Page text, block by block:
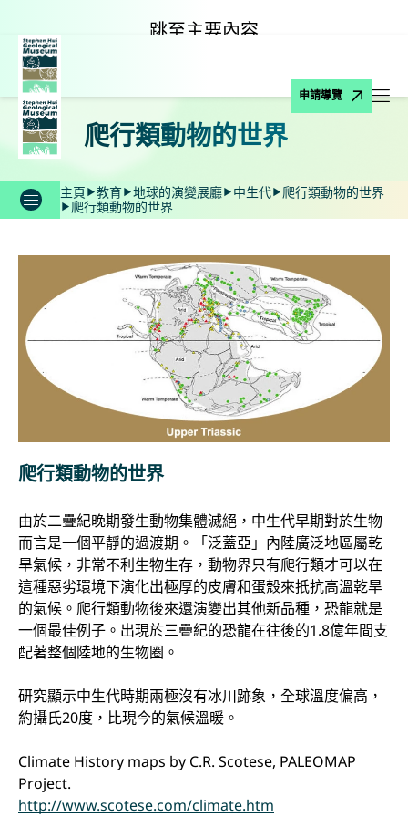
跳至主要內容
申請導覽
爬行類動物的世界
主頁 教育 地球的演變展廳 中生代
爬行類動物的世界
爬行類動物的世界
爬行類動物的世界
由於二疊紀晚期發生動物集體滅絕，中生代早期對於生物
而言是一個平靜的過渡期。「泛蓋亞」內陸廣泛地區屬乾
旱氣候，非常不利生物生存，動物界只有爬行類才可以在
這種惡劣環境下演化出極厚的皮膚和蛋殼來扺抗高溫乾旱
的氣候。爬行類動物後來還演變出其他新品種，恐龍就是
一個最佳例子。出現於三疊紀的恐龍在往後的1.8億年間支
配著整個陸地的生物圈。
研究顯示中生代時期兩極沒有冰川跡象，全球溫度偏高，
約攝氏20度，比現今的氣候溫暖。
Climate History maps by C.R. Scotese, PALEOMAP
Project.
http://www.scotese.com/climate.htm